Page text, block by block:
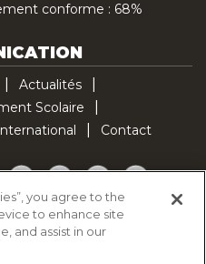
conforme : 68%
Actualités
Scolaire
Contact
PinterestInstagramLinkedInTikTok
des cookies
you agree to the
to enhance site
and assist in our